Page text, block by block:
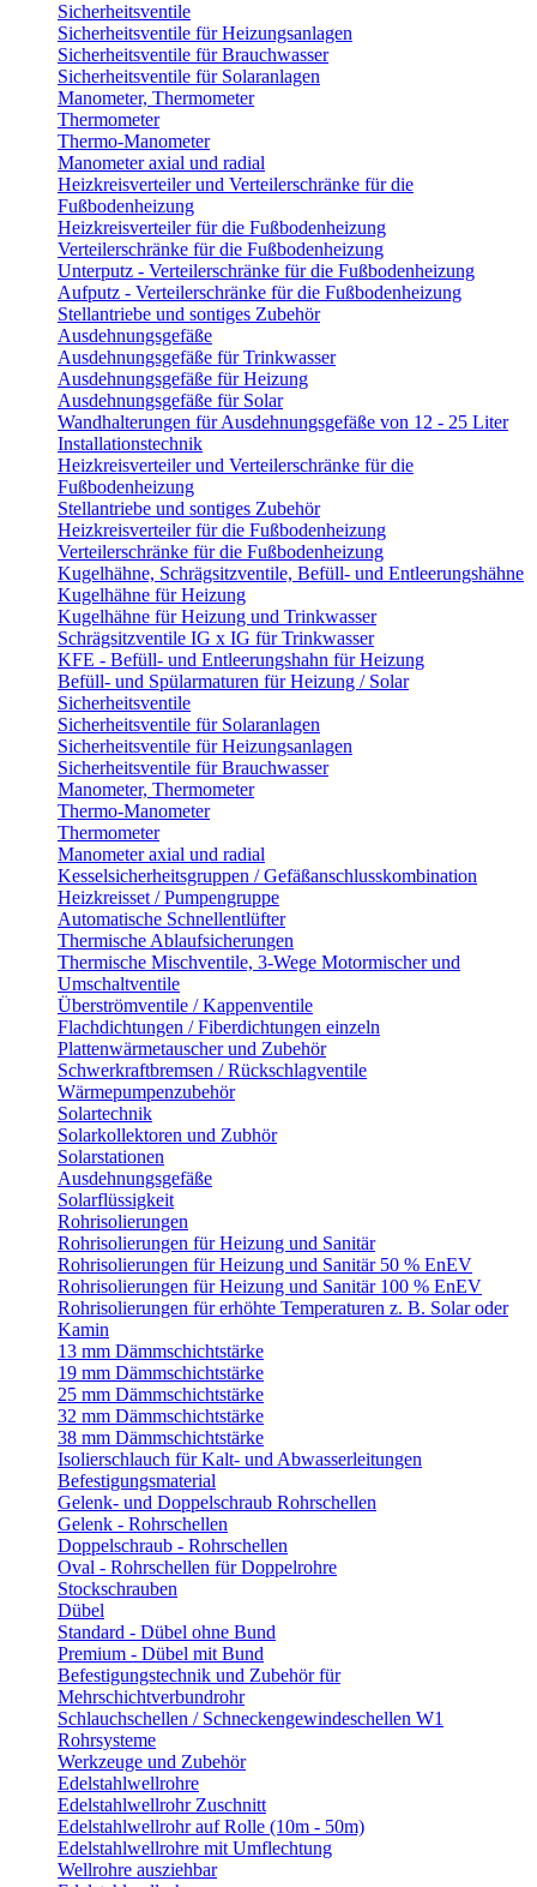
Sicherheitsventile
Sicherheitsventile für Heizungsanlagen
Sicherheitsventile für Brauchwasser
Sicherheitsventile für Solaranlagen
Manometer, Thermometer
Thermometer
Thermo-Manometer
Manometer axial und radial
Heizkreisverteiler und Verteilerschränke für die
Fußbodenheizung
Heizkreisverteiler für die Fußbodenheizung
Verteilerschränke für die Fußbodenheizung
Unterputz - Verteilerschränke für die Fußbodenheizung
Aufputz - Verteilerschränke für die Fußbodenheizung
Stellantriebe und sontiges Zubehör
Ausdehnungsgefäße
Ausdehnungsgefäße für Trinkwasser
Ausdehnungsgefäße für Heizung
Ausdehnungsgefäße für Solar
Wandhalterungen für Ausdehnungsgefäße von 12 - 25 Liter
Installationstechnik
Heizkreisverteiler und Verteilerschränke für die
Fußbodenheizung
Stellantriebe und sontiges Zubehör
Heizkreisverteiler für die Fußbodenheizung
Verteilerschränke für die Fußbodenheizung
Kugelhähne, Schrägsitzventile, Befüll- und Entleerungshähne
Kugelhähne für Heizung
Kugelhähne für Heizung und Trinkwasser
Schrägsitzventile IG x IG für Trinkwasser
KFE - Befüll- und Entleerungshahn für Heizung
Befüll- und Spülarmaturen für Heizung / Solar
Sicherheitsventile
Sicherheitsventile für Solaranlagen
Sicherheitsventile für Heizungsanlagen
Sicherheitsventile für Brauchwasser
Manometer, Thermometer
Thermo-Manometer
Thermometer
Manometer axial und radial
Kesselsicherheitsgruppen / Gefäßanschlusskombination
Heizkreisset / Pumpengruppe
Automatische Schnellentlüfter
Thermische Ablaufsicherungen
Thermische Mischventile, 3-Wege Motormischer und
Umschaltventile
Überströmventile / Kappenventile
Flachdichtungen / Fiberdichtungen einzeln
Plattenwärmetauscher und Zubehör
Schwerkraftbremsen / Rückschlagventile
Wärmepumpenzubehör
Solartechnik
Solarkollektoren und Zubhör
Solarstationen
Ausdehnungsgefäße
Solarflüssigkeit
Rohrisolierungen
Rohrisolierungen für Heizung und Sanitär
Rohrisolierungen für Heizung und Sanitär 50 % EnEV
Rohrisolierungen für Heizung und Sanitär 100 % EnEV
Rohrisolierungen für erhöhte Temperaturen z. B. Solar oder
Kamin
13 mm Dämmschichtstärke
19 mm Dämmschichtstärke
25 mm Dämmschichtstärke
32 mm Dämmschichtstärke
38 mm Dämmschichtstärke
Isolierschlauch für Kalt- und Abwasserleitungen
Befestigungsmaterial
Gelenk- und Doppelschraub Rohrschellen
Gelenk - Rohrschellen
Doppelschraub - Rohrschellen
Oval - Rohrschellen für Doppelrohre
Stockschrauben
Dübel
Standard - Dübel ohne Bund
Premium - Dübel mit Bund
Befestigungstechnik und Zubehör für
Mehrschichtverbundrohr
Schlauchschellen / Schneckengewindeschellen W1
Rohrsysteme
Werkzeuge und Zubehör
Edelstahlwellrohre
Edelstahlwellrohr Zuschnitt
Edelstahlwellrohr auf Rolle (10m - 50m)
Edelstahlwellrohre mit Umflechtung
Wellrohre ausziehbar